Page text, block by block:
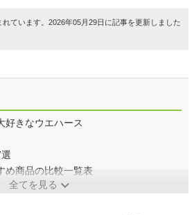
ています。2026年05月29日に記事を更新しました
好きなウエハース
め商品の比較一覧表
全てを見る